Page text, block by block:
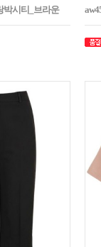
박시티_브라운